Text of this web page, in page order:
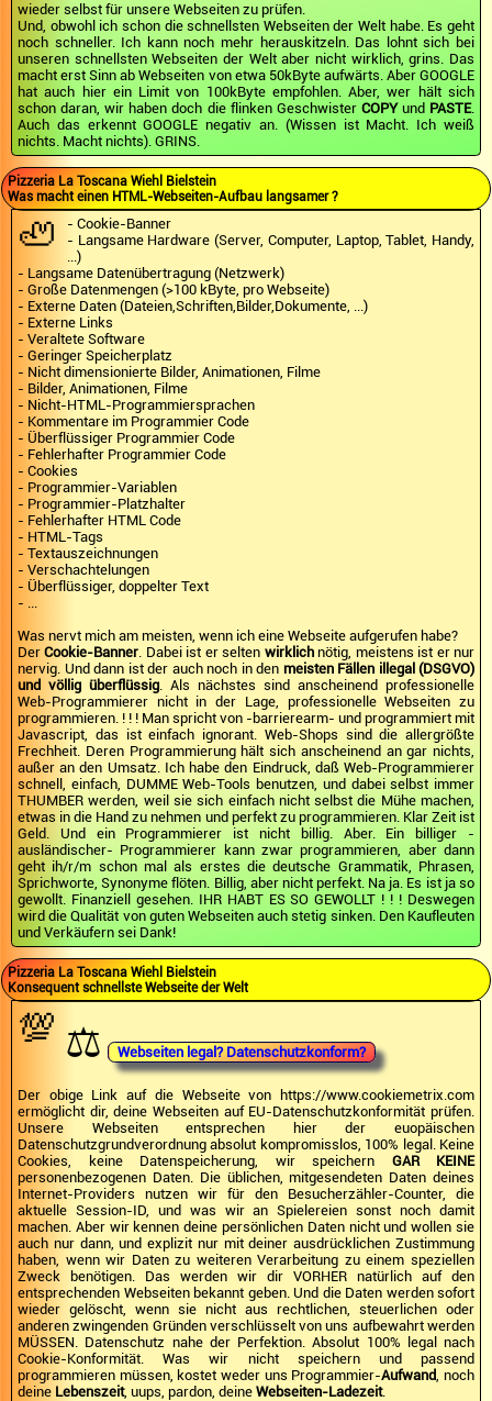
wieder selbst für unsere Webseiten zu prüfen.
Und, obwohl ich schon die schnellsten Webseiten der Welt habe. Es geht
noch schneller. Ich kann noch mehr herauskitzeln. Das lohnt sich bei
unseren schnellsten Webseiten der Welt aber nicht wirklich, grins. Das
macht erst Sinn ab Webseiten von etwa 50kByte aufwärts. Aber GOOGLE
hat auch hier ein Limit von 100kByte empfohlen. Aber, wer hält sich
schon daran, wir haben doch die flinken Geschwister COPYund PASTE.
Auch das erkennt GOOGLE negativ an. (Wissen ist Macht. Ich weiß
nichts. Macht nichts). GRINS.
Pizzeria La Toscana Wiehl Bielstein
Was macht einen HTML-Webseiten-Aufbau langsamer ?
🦥
- Cookie-Banner
- Langsame Hardware (Server, Computer, Laptop, Tablet, Handy,
...)
- Langsame Datenübertragung (Netzwerk)
- Große Datenmengen (>100 kByte, pro Webseite)
- Externe Daten (Dateien,Schriften,Bilder,Dokumente, ...)
- Externe Links
- Veraltete Software
- Geringer Speicherplatz
- Nicht dimensionierte Bilder, Animationen, Filme
- Bilder, Animationen, Filme
- Nicht-HTML-Programmiersprachen
- Kommentare im Programmier Code
- Überflüssiger Programmier Code
- Fehlerhafter Programmier Code
- Cookies
- Programmier-Variablen
- Programmier-Platzhalter
- Fehlerhafter HTML Code
- HTML-Tags
- Textauszeichnungen
- Verschachtelungen
- Überflüssiger, doppelter Text
- ...
Was nervt mich am meisten, wenn ich eine Webseite aufgerufen habe?
DerCookie-Banner. Dabei ist er selten wirklichnötig, meistens ist er nur
nervig. Und dann ist der auch noch in den meisten Fällen illegal (DSGVO)
und völlig überflüssig. Als nächstes sind anscheinend professionelle
Web-Programmierer nicht in der Lage, professionelle Webseiten zu
programmieren. ! ! ! Man spricht von -barrierearm- und programmiert mit
Javascript, das ist einfach ignorant. Web-Shops sind die allergrößte
Frechheit. Deren Programmierung hält sich anscheinend an gar nichts,
außer an den Umsatz. Ich habe den Eindruck, daß Web-Programmierer
schnell, einfach, DUMME Web-Tools benutzen, und dabei selbst immer
THUMBER werden, weil sie sich einfach nicht selbst die Mühe machen,
etwas in die Hand zu nehmen und perfekt zu programmieren. Klar Zeit ist
Geld. Und ein Programmierer ist nicht billig. Aber. Ein billiger -
ausländischer- Programmierer kann zwar programmieren, aber dann
geht ih/r/m schon mal als erstes die deutsche Grammatik, Phrasen,
Sprichworte, Synonyme flöten. Billig, aber nicht perfekt. Na ja. Es ist ja so
gewollt. Finanziell gesehen. IHR HABT ES SO GEWOLLT ! ! ! Deswegen
wird die Qualität von guten Webseiten auch stetig sinken. Den Kaufleuten
und Verkäufern sei Dank!
Pizzeria La Toscana Wiehl Bielstein
Konsequent schnellste Webseite der Welt
💯 ⚖️ Webseiten legal? Datenschutzkonform?
Der obige Link auf die Webseite von https://www.cookiemetrix.com
ermöglicht dir, deine Webseiten auf EU-Datenschutzkonformität prüfen.
Unsere Webseiten entsprechen hier der euopäischen
Datenschutzgrundverordnung absolut kompromisslos, 100% legal. Keine
Cookies, keine Datenspeicherung, wir speichern GAR KEINE
personenbezogenen Daten. Die üblichen, mitgesendeten Daten deines
Internet-Providers nutzen wir für den Besucherzähler-Counter, die
aktuelle Session-ID, und was wir an Spielereien sonst noch damit
machen. Aber wir kennen deine persönlichen Daten nicht und wollen sie
auch nur dann, und explizit nur mit deiner ausdrücklichen Zustimmung
haben, wenn wir Daten zu weiteren Verarbeitung zu einem speziellen
Zweck benötigen. Das werden wir dir VORHER natürlich auf den
entsprechenden Webseiten bekannt geben. Und die Daten werden sofort
wieder gelöscht, wenn sie nicht aus rechtlichen, steuerlichen oder
anderen zwingenden Gründen verschlüsselt von uns aufbewahrt werden
MÜSSEN. Datenschutz nahe der Perfektion. Absolut 100% legal nach
Cookie-Konformität. Was wir nicht speichern und passend
programmieren müssen, kostet weder uns Programmier-Aufwand, noch
deine Lebenszeit, uups, pardon, deine Webseiten-Ladezeit.